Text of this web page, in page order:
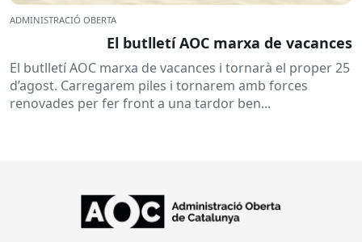
ADMINISTRACIÓ OBERTA
El butlletí AOC marxa de vacances
El butlletí AOC marxa de vacances i tornarà el proper 25
d’agost. Carregarem piles i tornarem amb forces
renovades per fer front a una tardor ben...